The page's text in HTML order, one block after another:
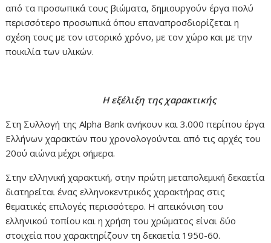
από τα προσωπικά τους βιώματα, δημιουργούν έργα πολύ
περισσότερο προσωπικά όπου επαναπροσδιορίζεται η
σχέση τους με τον ιστορικό χρόνο, με τον χώρο και με την
ποικιλία των υλικών.
Η εξέλιξη της χαρακτικής
Στη Συλλογή της Αlpha Bank ανήκουν και 3.000 περίπου έργα
Ελλήνων χαρακτών που χρονολογούνται από τις αρχές του
20ού αιώνα μέχρι σήμερα.
Στην ελληνική χαρακτική, στην πρώτη μεταπολεμική δεκαετία
διατηρείται ένας ελληνοκεντρικός χαρακτήρας στις
θεματικές επιλογές περισσότερο. Η απεικόνιση του
ελληνικού τοπίου και η χρήση του χρώματος είναι δύο
στοιχεία που χαρακτηρίζουν τη δεκαετία 1950-60.